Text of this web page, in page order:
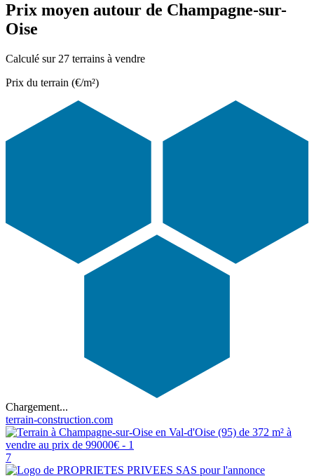
Prix moyen autour de Champagne-sur-
Oise
Calculé sur 27 terrains à vendre
Prix du terrain (€/m²)
Chargement...
terrain-construction.com
7